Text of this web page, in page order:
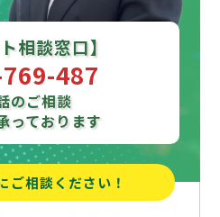
相談窓口】
487
のご相談
っております
ご相談ください！